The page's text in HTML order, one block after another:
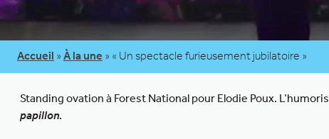
Accueil » À la une » « Un spectacle furieusement jubilatoire »
Standing ovation à Forest National pour Elodie Poux.
papillon.